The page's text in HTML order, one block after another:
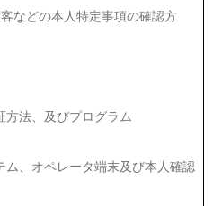
などの本人特定事項の確認方
法、及びプログラム
、オペレータ端末及び本人確認